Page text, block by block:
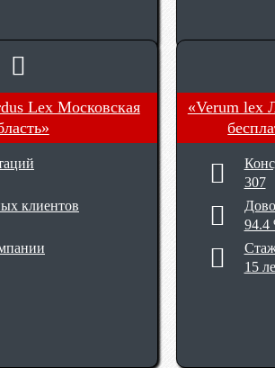
Lex Московская
клиентов
«Verum lex
307
94.4
15